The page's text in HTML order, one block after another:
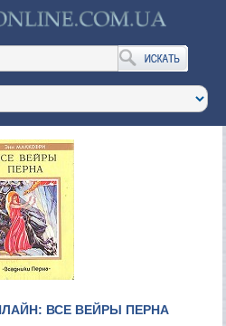
ВСЕ ВЕЙРЫ ПЕРНА